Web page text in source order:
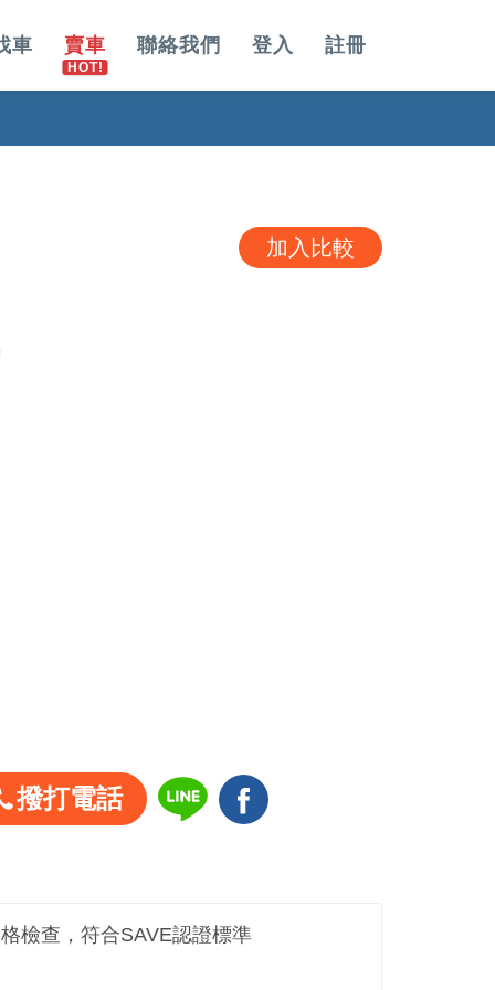
車 賣車 聯絡我們 登入 註冊
加入比較
撥打電話
檢查，符合SAVE認證標準